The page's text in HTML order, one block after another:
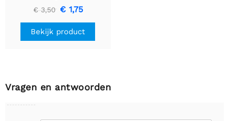
5,5 / 2,1 mm
€ 3,50 € 1,75
Bekijk product
Vragen en antwoorden